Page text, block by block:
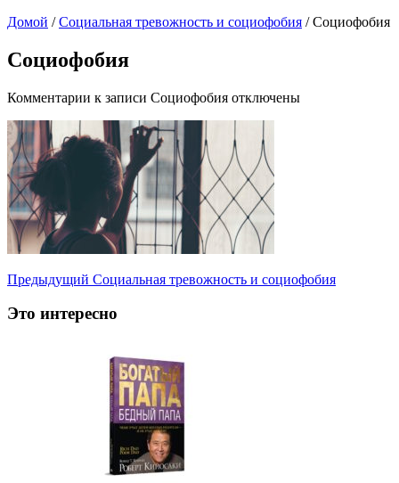
Домой / Социальная тревожность и социофобия / Социофобия
Социофобия
Комментарии к записи Социофобия отключены
Предыдущий Социальная тревожность и социофобия
Это интересно